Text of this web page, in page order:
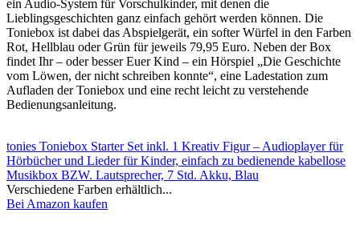
ein Audio-System für Vorschulkinder, mit denen die
Lieblingsgeschichten ganz einfach gehört werden können. Die
Toniebox ist dabei das Abspielgerät, ein softer Würfel in den Farben
Rot, Hellblau oder Grün für jeweils 79,95 Euro. Neben der Box
findet Ihr – oder besser Euer Kind – ein Hörspiel „Die Geschichte
vom Löwen, der nicht schreiben konnte“, eine Ladestation zum
Aufladen der Toniebox und eine recht leicht zu verstehende
Bedienungsanleitung.
tonies Toniebox Starter Set inkl. 1 Kreativ Figur – Audioplayer für
Hörbücher und Lieder für Kinder, einfach zu bedienende kabellose
Musikbox BZW. Lautsprecher, 7 Std. Akku, Blau
Verschiedene Farben erhältlich...
Bei Amazon kaufen